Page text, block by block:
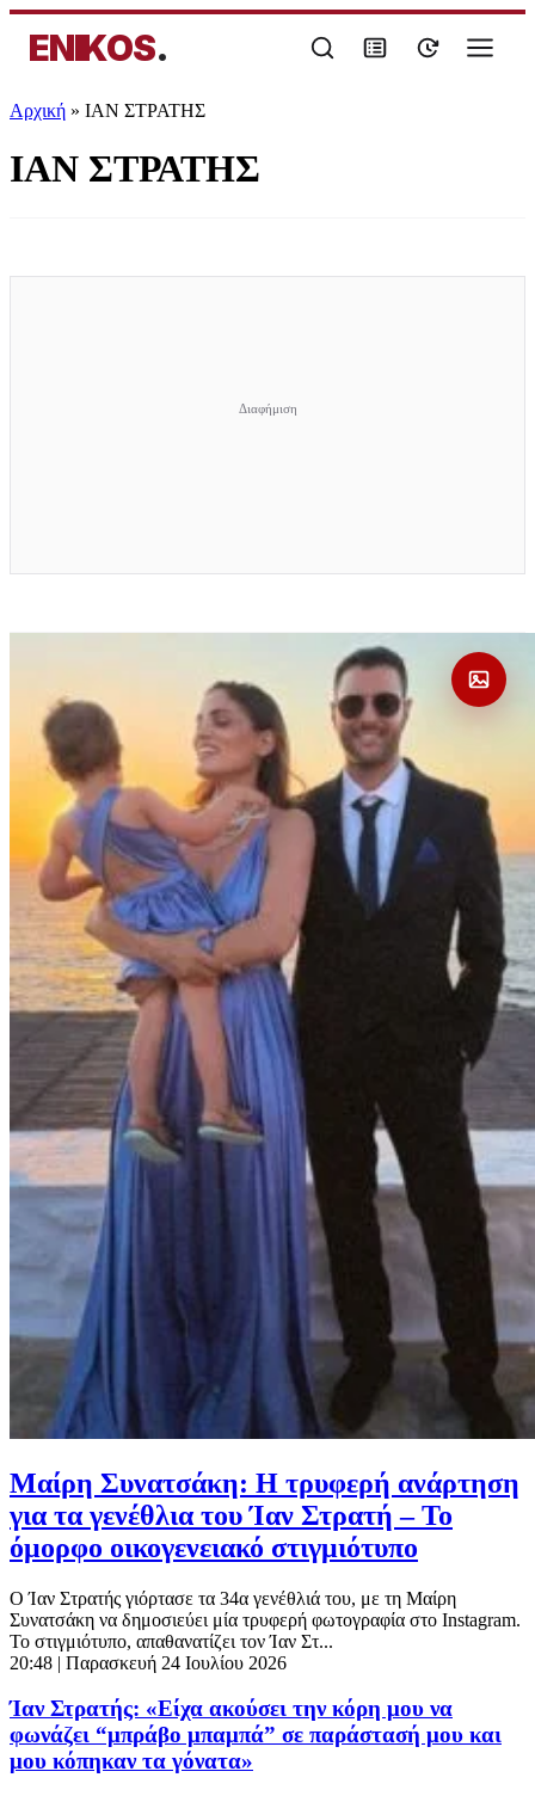
ENIKOS.
Αρχική » ΙΑΝ ΣΤΡΑΤΗΣ
ΙΑΝ ΣΤΡΑΤΗΣ
Μαίρη Συνατσάκη: Η τρυφερή ανάρτηση
για τα γενέθλια του Ίαν Στρατή – Το
όμορφο οικογενειακό στιγμιότυπο
Ο Ίαν Στρατής γιόρτασε τα 34α γενέθλιά του, με τη Μαίρη
Συνατσάκη να δημοσιεύει μία τρυφερή φωτογραφία στο Instagram.
Το στιγμιότυπο, απαθανατίζει τον Ίαν Στ...
20:48 | Παρασκευή 24 Ιουλίου 2026
Ίαν Στρατής: «Είχα ακούσει την κόρη μου να
φωνάζει “μπράβο μπαμπά” σε παράστασή μου και
μου κόπηκαν τα γόνατα»